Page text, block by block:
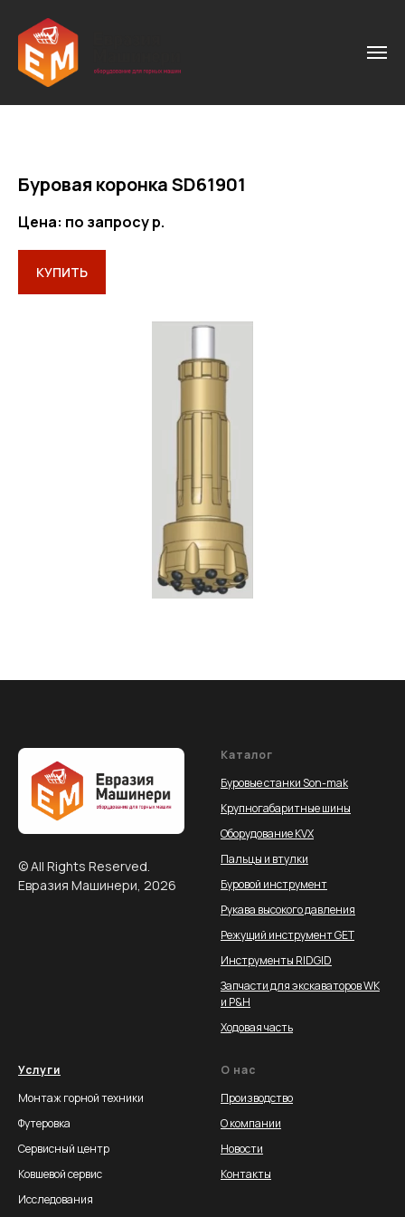
Буровая коронка SD61901
Цена: по запросур.
КУПИТЬ
© All Rights Reserved.
Евразия Машинери, 2026
Каталог
Буровые станки Son-mak
Крупногабаритные шины
Оборудование KVX
Пальцы и втулки
Буровой инструмент
Рукава высокого давления
Режущий инструмент GET
Инструменты RIDGID
Запчасти для экскаваторов WK
и P&H
Ходовая часть
Услуги
Монтаж горной техники
Футеровка
Сервисный центр
Ковшевой сервис
Исследования
О нас
Производство
О компании
Новости
Контакты